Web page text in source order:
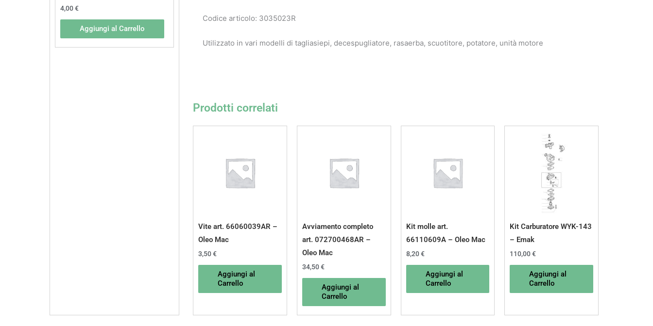
4,00€
Aggiungi al Carrello
Codice articolo: 3035023R
Utilizzato in vari modelli di tagliasiepi, decespugliatore, rasaerba, scuotitore, potatore, unità motore
Prodotti correlati
Vite art. 66060039AR –
Oleo Mac
3,50€
Aggiungi al
Carrello
Avviamento completo
art. 072700468AR –
Oleo Mac
34,50€
Aggiungi al
Carrello
Kit molle art.
66110609A – Oleo Mac
8,20€
Aggiungi al
Carrello
Kit Carburatore WYK-143
– Emak
110,00€
Aggiungi al
Carrello